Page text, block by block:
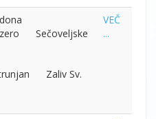
Sečoveljske
Zaliv Sv.
VEČ
...